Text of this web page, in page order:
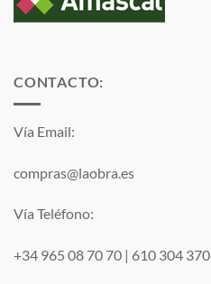
CONTACTO:
Vía Email:
compras@laobra.es
Vía Teléfono:
+34 965 08 70 70 | 610 304 370